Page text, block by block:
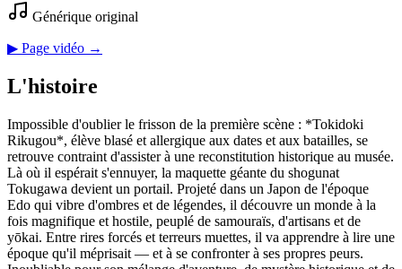
Générique original
▶ Page vidéo →
L'histoire
Impossible d'oublier le frisson de la première scène : *Tokidoki
Rikugou*, élève blasé et allergique aux dates et aux batailles, se
retrouve contraint d'assister à une reconstitution historique au musée.
Là où il espérait s'ennuyer, la maquette géante du shogunat
Tokugawa devient un portail. Projeté dans un Japon de l'époque
Edo qui vibre d'ombres et de légendes, il découvre un monde à la
fois magnifique et hostile, peuplé de samouraïs, d'artisans et de
yōkai. Entre rires forcés et terreurs muettes, il va apprendre à lire une
époque qu'il méprisait — et à se confronter à ses propres peurs.